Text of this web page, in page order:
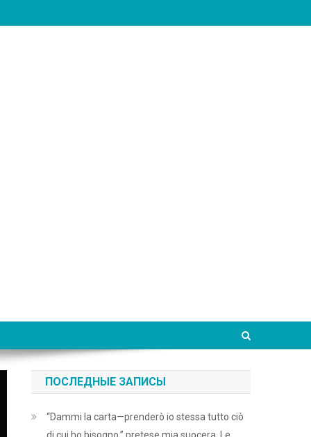
ПОСЛЕДНЫЕ ЗАПИСЫ
“Dammi la carta—prenderò io stessa tutto ciò